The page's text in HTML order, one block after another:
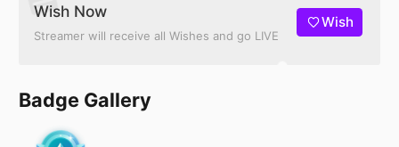
Wish Now
Streamer will receive all Wishes and go LIVE
Wish
Badge Gallery